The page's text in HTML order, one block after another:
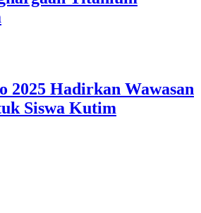
2025 Hadirkan Wawasan
Siswa Kutim